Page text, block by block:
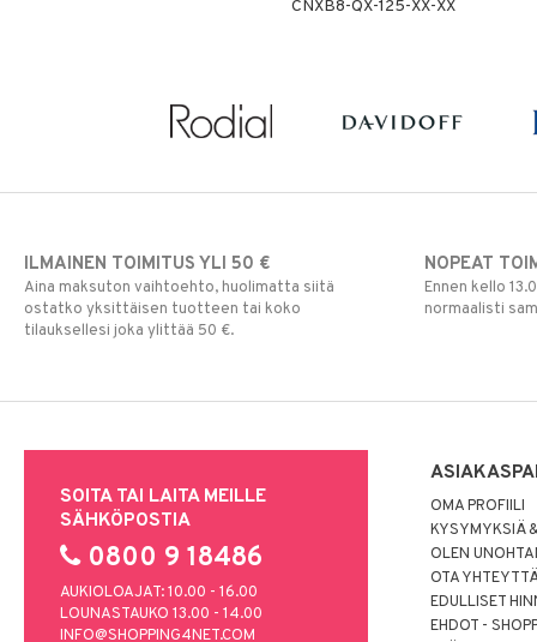
CNXB8-QX-125-XX-XX
ILMAINEN TOIMITUS YLI 50 €
Aina maksuton vaihtoehto, huolimatta siitä
ostatko yksittäisen tuotteen tai koko
tilauksellesi joka ylittää 50 €.
NOPEAT
Ennen kello
normaalisti
SOITA TAI LAITA MEILLE
SÄHKÖPOSTIA
0800 9 18486
AUKIOLOAJAT: 10.00 - 16.00
LOUNASTAUKO 13.00 - 14.00
INFO@SHOPPING4NET.COM
OMA PROFIILI
KYSYMYKSIÄ
OLEN
OTA
EDULLISET
EHDOT -